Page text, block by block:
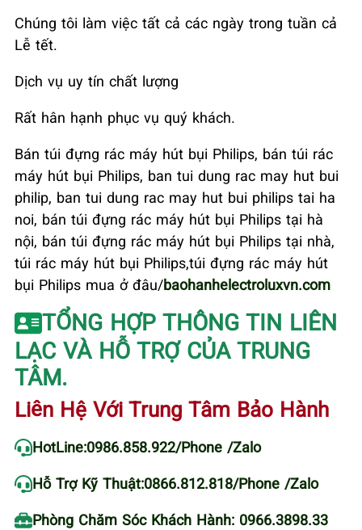
Chúng tôi làm việc tất cả các ngày trong tuần cả
Lễ tết.
Dịch vụ uy tín chất lượng
Rất hân hạnh phục vụ quý khách.
Bán túi đựng rác máy hút bụi Philips, bán túi rác
máy hút bụi Philips, ban tui dung rac may hut bui
philip, ban tui dung rac may hut bui philips tai ha
noi, bán túi đựng rác máy hút bụi Philips tại hà
nội, bán túi đựng rác máy hút bụi Philips tại nhà,
túi rác máy hút bụi Philips,túi đựng rác máy hút
bụi Philips mua ở đâu/baohanhelectroluxvn.com
TỔNG HỢP THÔNG TIN LIÊN
LẠC VÀ HỖ TRỢ CỦA TRUNG
TÂM.
Liên Hệ Với Trung Tâm Bảo Hành
HotLine:0986.858.922/Phone /Zalo
Hỗ Trợ Kỹ Thuật:0866.812.818/Phone /Zalo
Phòng Chăm Sóc Khách Hành: 0966.3898.33